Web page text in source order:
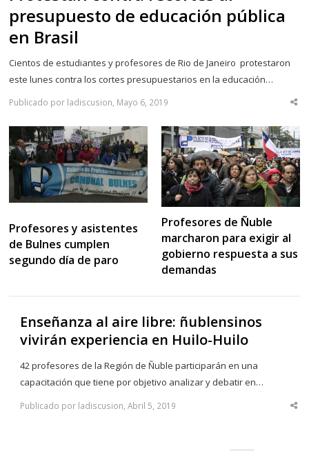
presupuesto de educación pública
en Brasil
Cientos de estudiantes y profesores de Rio de Janeiro protestaron
este lunes contra los cortes presupuestarios en la educación…
Publicado por ladiscusion, Mayo 6, 2019
Profesores y asistentes
de Bulnes cumplen
segundo día de paro
Profesores de Ñuble
marcharon para exigir al
gobierno respuesta a sus
demandas
Enseñanza al aire libre: ñublensinos
vivirán experiencia en Huilo-Huilo
42 profesores de la Región de Ñuble participarán en una
capacitación que tiene por objetivo analizar y debatir en…
Publicado por ladiscusion, Abril 5, 2019